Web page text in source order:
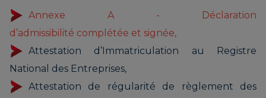
Annexe A - Déclaration
d’admissibilité complétée et signée,
Attestation d’Immatriculation au Registre
National des Entreprises,
Attestation de régularité de règlement des